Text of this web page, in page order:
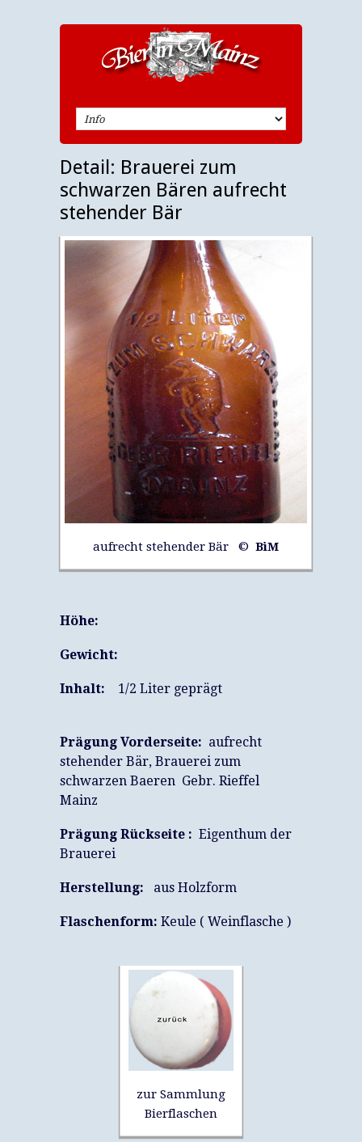
Detail: Brauerei zum
schwarzen Bären aufrecht
stehender Bär
aufrecht stehender Bär © BiM
Höhe:
Gewicht:
Inhalt: 1/2 Liter geprägt
Prägung Vorderseite: aufrecht
stehender Bär, Brauerei zum
schwarzen Baeren Gebr. Rieffel
Mainz
Prägung Rückseite : Eigenthum der
Brauerei
Herstellung: aus Holzform
Flaschenform: Keule ( Weinflasche )
zur Sammlung
Bierflaschen